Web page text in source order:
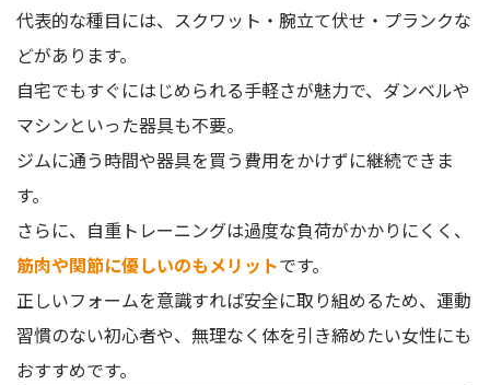
代表的な種目には、スクワット・腕立て伏せ・プランクな
どがあります。
自宅でもすぐにはじめられる手軽さが魅力で、ダンベルや
マシンといった器具も不要。
ジムに通う時間や器具を買う費用をかけずに継続できま
す。
さらに、自重トレーニングは過度な負荷がかかりにくく、
筋肉や関節に優しいのもメリットです。
正しいフォームを意識すれば安全に取り組めるため、運動
習慣のない初心者や、無理なく体を引き締めたい女性にも
おすすめです。